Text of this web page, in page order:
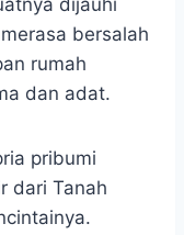
dijauhi
bersalah
rumah
dan adat.
pribumi
dari Tanah